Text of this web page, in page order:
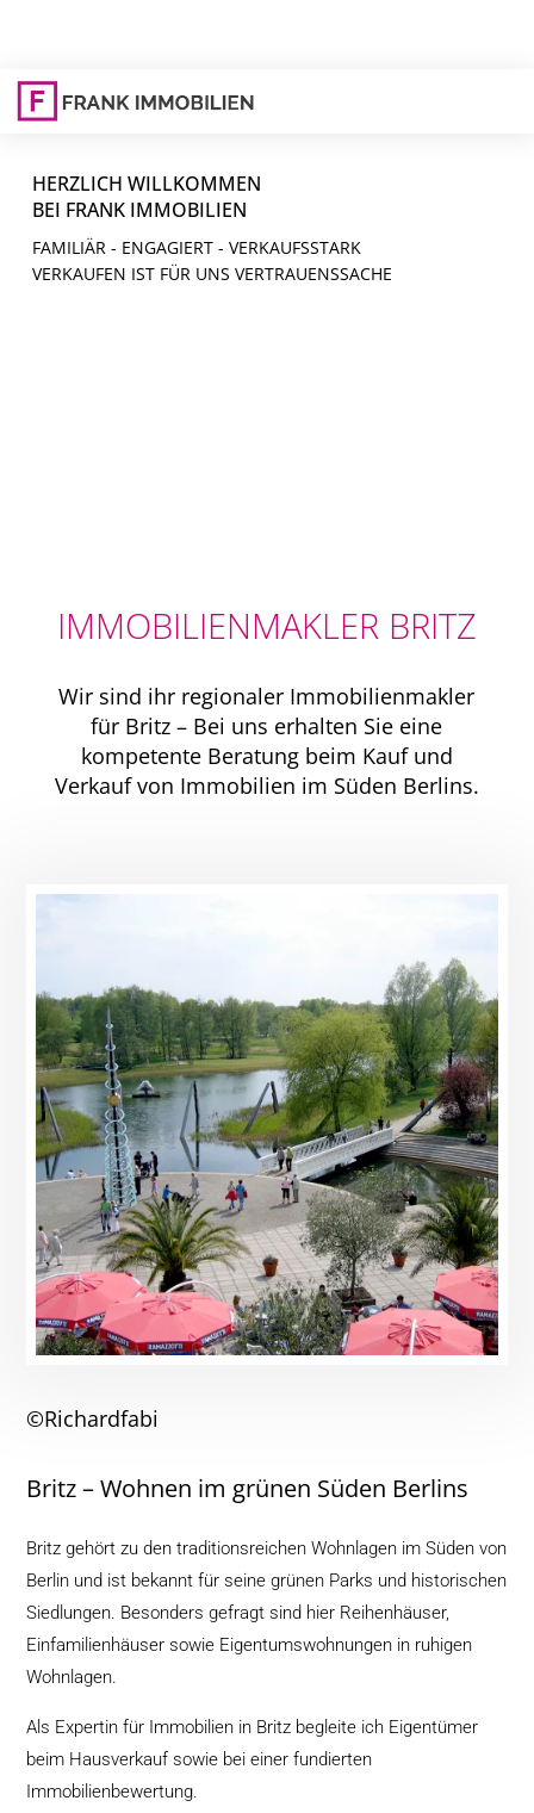
HERZLICH WILLKOMMEN
BEI FRANK IMMOBILIEN
FAMILIÄR - ENGAGIERT - VERKAUFSSTARK
VERKAUFEN IST FÜR UNS VERTRAUENSSACHE
IMMOBILIENMAKLER BRITZ
Wir sind ihr regionaler Immobilienmakler
für Britz – Bei uns erhalten Sie eine
kompetente Beratung beim Kauf und
Verkauf von Immobilien im Süden Berlins.
©Richardfabi
Britz – Wohnen im grünen Süden Berlins
Britz gehört zu den traditionsreichen Wohnlagen im Süden von
Berlin und ist bekannt für seine grünen Parks und historischen
Siedlungen. Besonders gefragt sind hier Reihenhäuser,
Einfamilienhäuser sowie Eigentumswohnungen in ruhigen
Wohnlagen.
Als Expertin für Immobilien in Britz begleite ich Eigentümer
beim Hausverkauf sowie bei einer fundierten
Immobilienbewertung.